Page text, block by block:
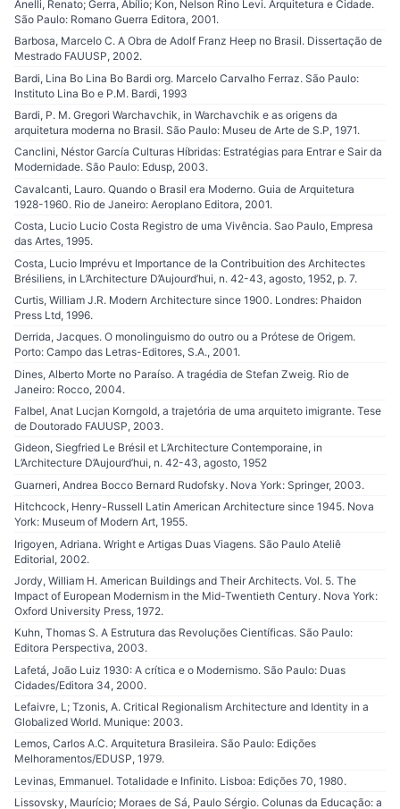
Anelli, Renato; Gerra, Abílio; Kon, Nelson Rino Levi. Arquitetura e Cidade.
São Paulo: Romano Guerra Editora, 2001.
Barbosa, Marcelo C. A Obra de Adolf Franz Heep no Brasil. Dissertação de
Mestrado FAUUSP, 2002.
Bardi, Lina Bo Lina Bo Bardi org. Marcelo Carvalho Ferraz. São Paulo:
Instituto Lina Bo e P.M. Bardi, 1993
Bardi, P. M. Gregori Warchavchik, in Warchavchik e as origens da
arquitetura moderna no Brasil. São Paulo: Museu de Arte de S.P, 1971.
Canclini, Néstor García Culturas Híbridas: Estratégias para Entrar e Sair da
Modernidade. São Paulo: Edusp, 2003.
Cavalcanti, Lauro. Quando o Brasil era Moderno. Guia de Arquitetura
1928-1960. Rio de Janeiro: Aeroplano Editora, 2001.
Costa, Lucio Lucio Costa Registro de uma Vivência. Sao Paulo, Empresa
das Artes, 1995.
Costa, Lucio Imprévu et Importance de la Contribuition des Architectes
Brésiliens, in L’Architecture D’Aujourd’hui, n. 42-43, agosto, 1952, p. 7.
Curtis, William J.R. Modern Architecture since 1900. Londres: Phaidon
Press Ltd, 1996.
Derrida, Jacques. O monolinguismo do outro ou a Prótese de Origem.
Porto: Campo das Letras-Editores, S.A., 2001.
Dines, Alberto Morte no Paraíso. A tragédia de Stefan Zweig. Rio de
Janeiro: Rocco, 2004.
Falbel, Anat Lucjan Korngold, a trajetória de uma arquiteto imigrante. Tese
de Doutorado FAUUSP, 2003.
Gideon, Siegfried Le Brésil et L’Architecture Contemporaine, in
L’Architecture D’Aujourd’hui, n. 42-43, agosto, 1952
Guarneri, Andrea Bocco Bernard Rudofsky. Nova York: Springer, 2003.
Hitchcock, Henry-Russell Latin American Architecture since 1945. Nova
York: Museum of Modern Art, 1955.
Irigoyen, Adriana. Wright e Artigas Duas Viagens. São Paulo Ateliê
Editorial, 2002.
Jordy, William H. American Buildings and Their Architects. Vol. 5. The
Impact of European Modernism in the Mid-Twentieth Century. Nova York:
Oxford University Press, 1972.
Kuhn, Thomas S. A Estrutura das Revoluções Científicas. São Paulo:
Editora Perspectiva, 2003.
Lafetá, João Luiz 1930: A crítica e o Modernismo. São Paulo: Duas
Cidades/Editora 34, 2000.
Lefaivre, L; Tzonis, A. Critical Regionalism Architecture and Identity in a
Globalized World. Munique: 2003.
Lemos, Carlos A.C. Arquitetura Brasileira. São Paulo: Edições
Melhoramentos/EDUSP, 1979.
Levinas, Emmanuel. Totalidade e Infinito. Lisboa: Edições 70, 1980.
Lissovsky, Maurício; Moraes de Sá, Paulo Sérgio. Colunas da Educação: a